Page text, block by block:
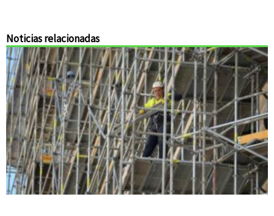
Noticias relacionadas